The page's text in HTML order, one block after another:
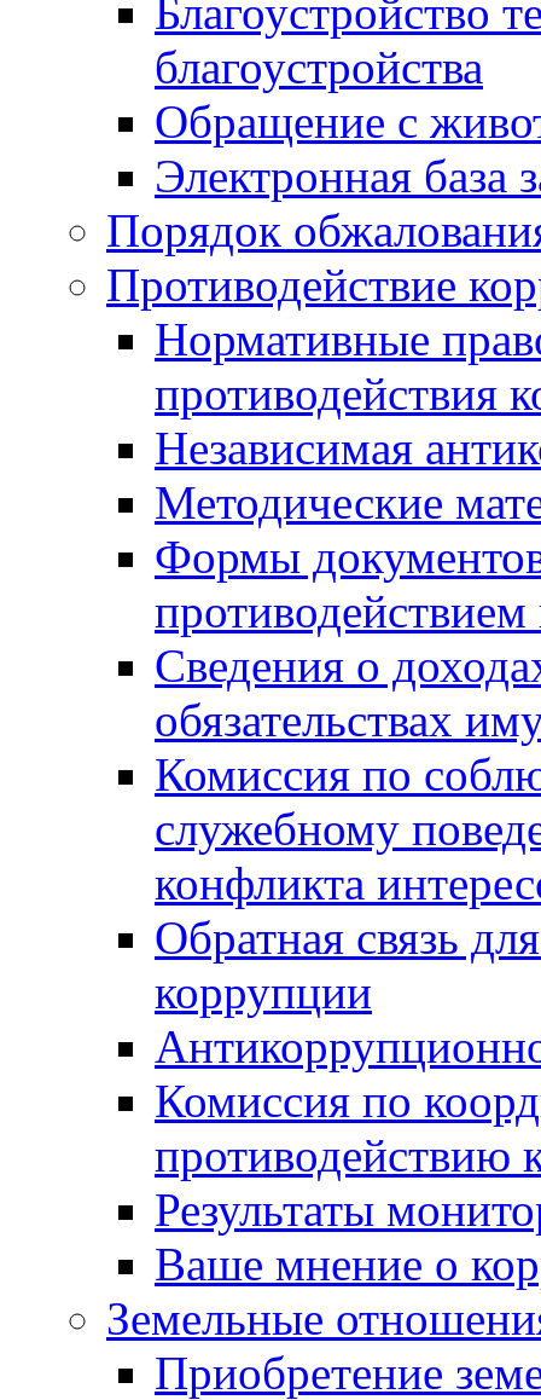
Благоустройство
благоустройства
Обращение с
Электронная база
Порядок
Противодействие
Нормативные
противодействия
Независимая
Методические
Формы
Сведения о
обязательствах
Комиссия по
служебному
конфликта
Обратная связь
коррупции
Комиссия по
противодействию
Результаты
Ваше мнение о
Земельные
Приобретение